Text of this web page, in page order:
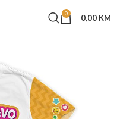
0 0,00 KM